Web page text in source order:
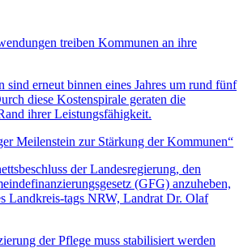
treiben Kommunen an ihre
sind erneut binnen eines Jahres um rund fünf
diese Kostenspirale geraten die
ihrer Leistungsfähigkeit.
Meilenstein zur Stärkung der Kommunen“
der Landesregierung, den
(GFG) anzuheben,
Landkreis-tags NRW, Landrat Dr. Olaf
der Pflege muss stabilisiert werden